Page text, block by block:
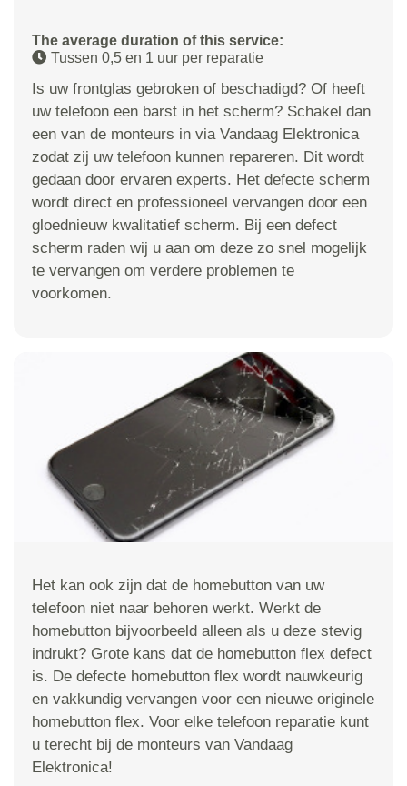
The average duration of this service:
Tussen 0,5 en 1 uur per reparatie
Is uw frontglas gebroken of beschadigd? Of heeft
uw telefoon een barst in het scherm? Schakel dan
een van de monteurs in via Vandaag Elektronica
zodat zij uw telefoon kunnen repareren. Dit wordt
gedaan door ervaren experts. Het defecte scherm
wordt direct en professioneel vervangen door een
gloednieuw kwalitatief scherm. Bij een defect
scherm raden wij u aan om deze zo snel mogelijk
te vervangen om verdere problemen te
voorkomen.
Het kan ook zijn dat de homebutton van uw
telefoon niet naar behoren werkt. Werkt de
homebutton bijvoorbeeld alleen als u deze stevig
indrukt? Grote kans dat de homebutton flex defect
is. De defecte homebutton flex wordt nauwkeurig
en vakkundig vervangen voor een nieuwe originele
homebutton flex. Voor elke telefoon reparatie kunt
u terecht bij de monteurs van Vandaag
Elektronica!